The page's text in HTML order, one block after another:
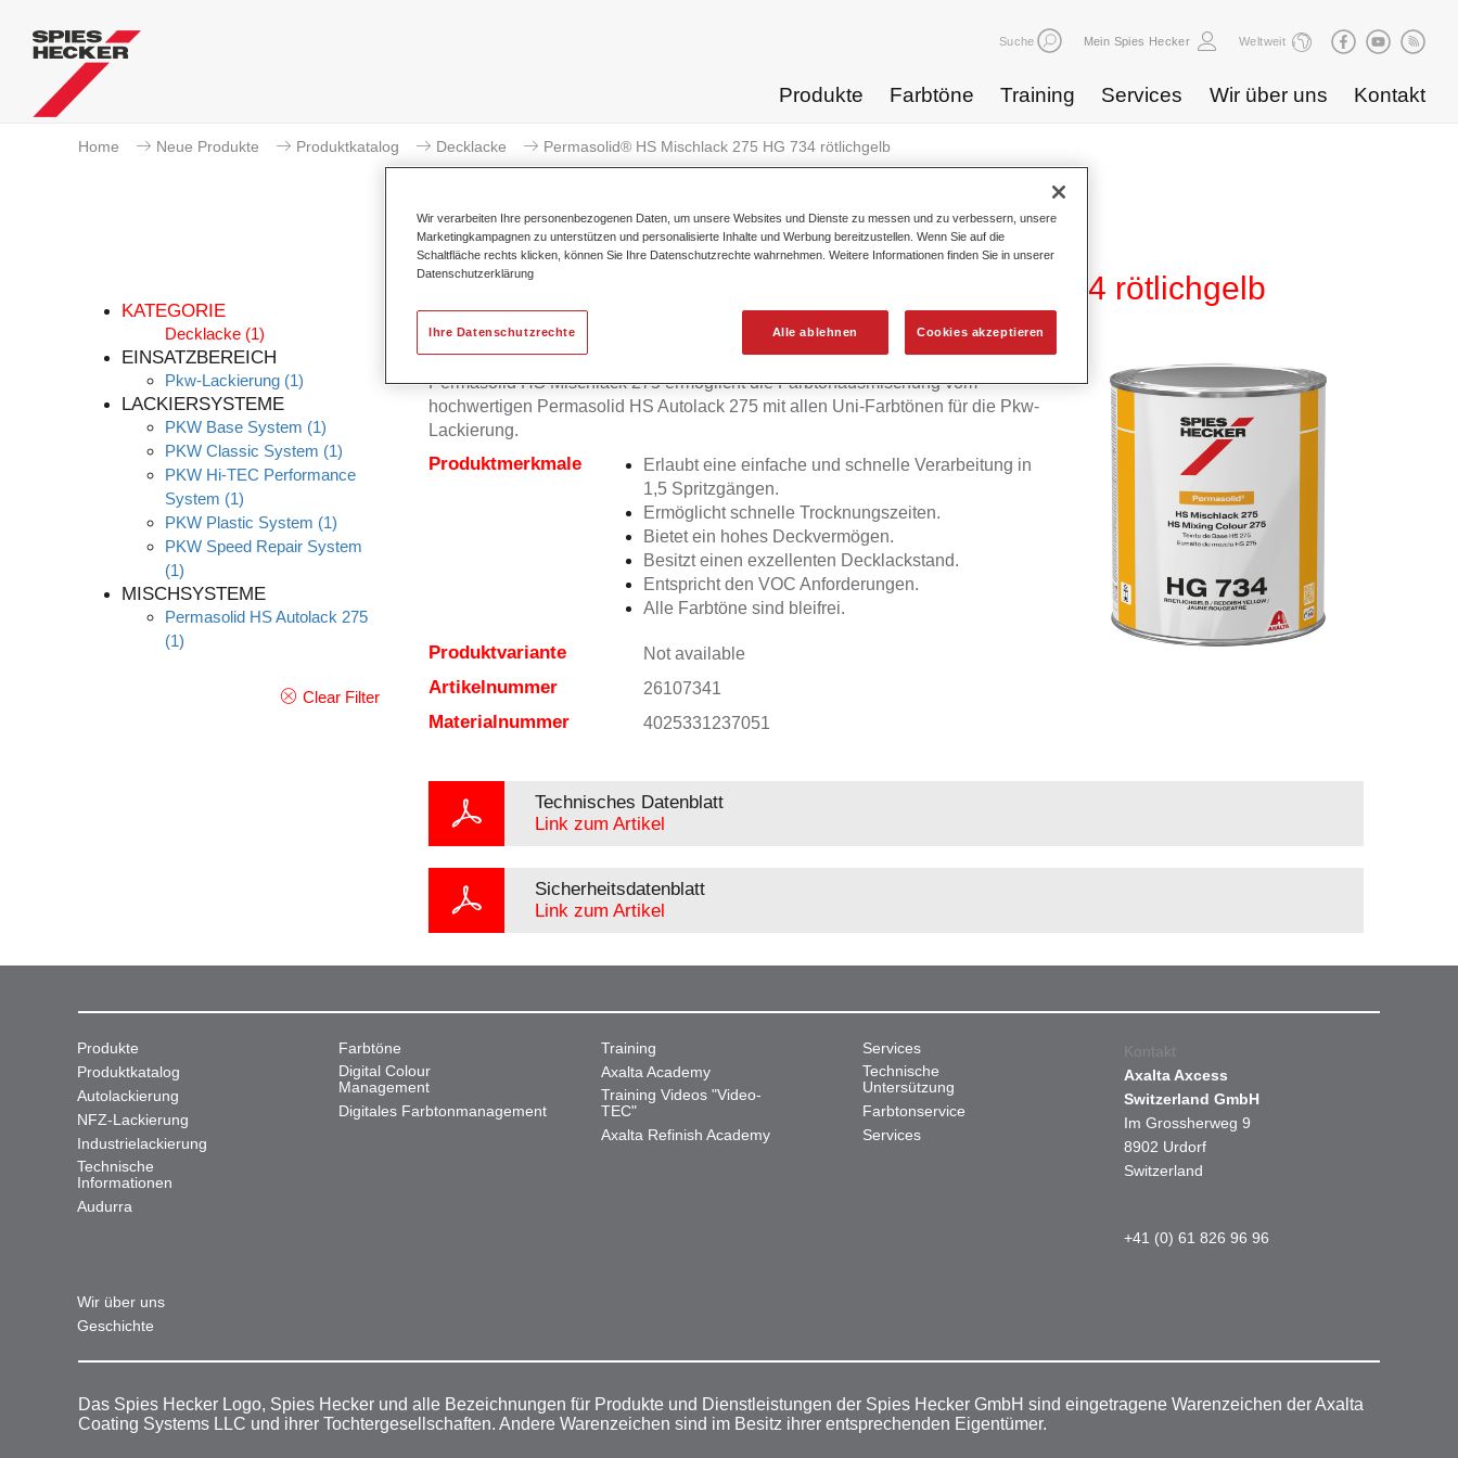
Suche Mein Spies Hecker Weltweit
Produkte Farbtöne Training Services Wir über uns Kontakt
Home Neue Produkte Produktkatalog Decklacke Permasolid® HS Mischlack 275 HG 734 rötlichgelb
KATEGORIE
Decklacke (1)
EINSATZBEREICH
Pkw-Lackierung (1)
LACKIERSYSTEME
PKW Base System (1)
PKW Classic System (1)
PKW Hi-TEC Performance
System (1)
PKW Plastic System (1)
PKW Speed Repair System
(1)
MISCHSYSTEME
Permasolid HS Autolack 275
(1)
Clear Filter
Permasolid® HS Mischlack 275 HG 734 rötlichgelb
Permasolid HS Mischlack 275 ermöglicht die Farbtonausmischung vom
hochwertigen Permasolid HS Autolack 275 mit allen Uni-Farbtönen für die Pkw-
Lackierung.
Produktmerkmale
Erlaubt eine einfache und schnelle Verarbeitung in
1,5 Spritzgängen.
Ermöglicht schnelle Trocknungszeiten.
Bietet ein hohes Deckvermögen.
Besitzt einen exzellenten Decklackstand.
Entspricht den VOC Anforderungen.
Alle Farbtöne sind bleifrei.
Produktvariante Not available
Artikelnummer 26107341
Materialnummer 4025331237051
Technisches Datenblatt
Link zum Artikel
Sicherheitsdatenblatt
Link zum Artikel
Produkte
Produktkatalog
Autolackierung
NFZ-Lackierung
Industrielackierung
Technische
Informationen
Audurra
Farbtöne
Digital Colour
Management
Digitales Farbtonmanagement
Training
Axalta Academy
Training Videos "Video-
TEC"
Axalta Refinish Academy
Services
Technische
Untersützung
Farbtonservice
Services
Wir über uns
Geschichte
Kontakt
Axalta Axcess
Switzerland GmbH
Im Grossherweg 9
8902 Urdorf
Switzerland
+41 (0) 61 826 96 96
Das Spies Hecker Logo, Spies Hecker und alle Bezeichnungen für Produkte und Dienstleistungen der Spies Hecker GmbH sind eingetragene Warenzeichen der Axalta
Coating Systems LLC und ihrer Tochtergesellschaften. Andere Warenzeichen sind im Besitz ihrer entsprechenden Eigentümer.
Wir verarbeiten Ihre personenbezogenen Daten, um unsere Websites und Dienste zu messen und zu verbessern, unsere
Marketingkampagnen zu unterstützen und personalisierte Inhalte und Werbung bereitzustellen. Wenn Sie auf die
Schaltfläche rechts klicken, können Sie Ihre Datenschutzrechte wahrnehmen. Weitere Informationen finden Sie in unserer
Datenschutzerklärung
Alle ablehnen Cookies akzeptieren
Ihre Datenschutzrechte